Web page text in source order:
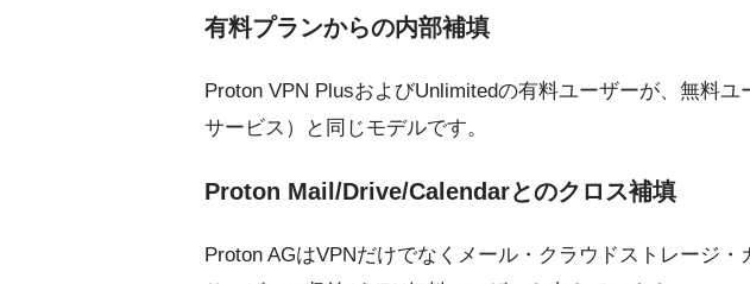
有料プランからの内部補填
Proton VPN PlusおよびUnlimitedの有料ユーザーが、無料
サービス）と同じモデルです。
Proton Mail/Drive/Calendarとのクロス補填
Proton AGはVPNだけでなくメール・クラウドストレージ